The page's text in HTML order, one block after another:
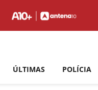
ÚLTIMAS POLÍCIA